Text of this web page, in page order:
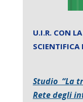
U.I.R. CON
SCIENTIFICA
Studio “La
Rete degli